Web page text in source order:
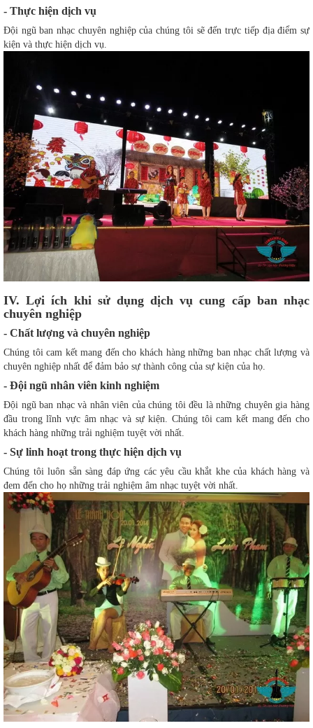
- Thực hiện dịch vụ
Đội ngũ ban nhạc chuyên nghiệp của chúng tôi sẽ đến trực tiếp địa điểm sự
kiện và thực hiện dịch vụ.
IV. Lợi ích khi sử dụng dịch vụ cung cấp ban nhạc
chuyên nghiệp
- Chất lượng và chuyên nghiệp
Chúng tôi cam kết mang đến cho khách hàng những ban nhạc chất lượng và
chuyên nghiệp nhất để đảm bảo sự thành công của sự kiện của họ.
- Đội ngũ nhân viên kinh nghiệm
Đội ngũ ban nhạc và nhân viên của chúng tôi đều là những chuyên gia hàng
đầu trong lĩnh vực âm nhạc và sự kiện. Chúng tôi cam kết mang đến cho
khách hàng những trải nghiệm tuyệt vời nhất.
- Sự linh hoạt trong thực hiện dịch vụ
Chúng tôi luôn sẵn sàng đáp ứng các yêu cầu khắt khe của khách hàng và
đem đến cho họ những trải nghiệm âm nhạc tuyệt vời nhất.